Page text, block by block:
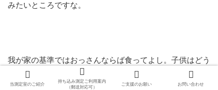
みたいところですな。
我が家の基準ではおっさんならば食ってよし。子供はどう
しよう・・・。という感じです。
当測定室のご紹介
持ち込み測定ご利用案内
（郵送対応可）
ご支援のお願い お問い合わせ